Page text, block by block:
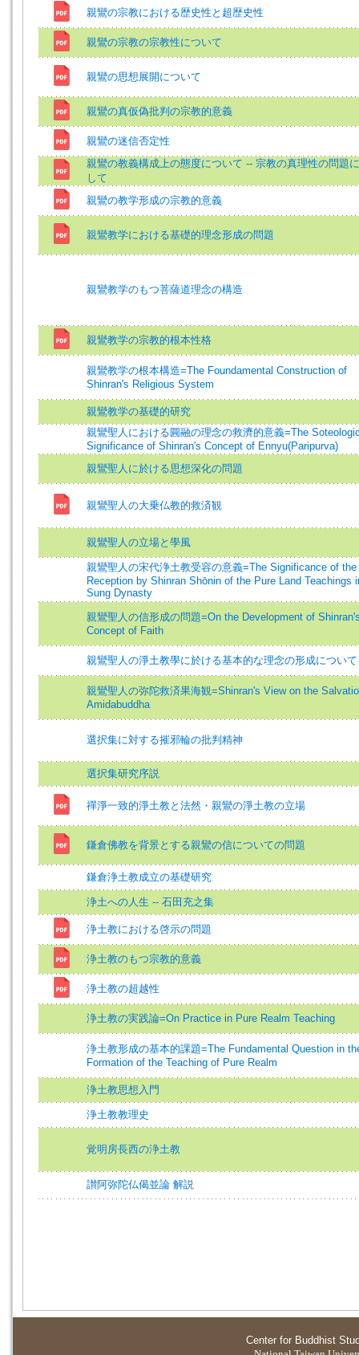
親鸞の宗教における歴史性と超歴史性
親鸞の宗教の宗教性について
親鸞の思想展開について
親鸞の真仮偽批判の宗教的意義
親鸞の迷信否定性
親鸞の教義構成上の態度について -- 宗教の真理性の問題
して
親鸞の教学形成の宗教的意義
親鸞教学における基礎的理念形成の問題
親鸞教学のもつ菩薩道理念の構造
親鸞教学の宗教的根本性格
親鸞教学の根本構造=The Foundamental Construction of
Shinran's Religious System
親鸞教学の基礎的研究
親鸞聖人における圓融の理念の救濟的意義=The
Significance of Shinran's Concept of Ennyu(Paripurva)
親鸞聖人に於ける思想深化の問題
親鸞聖人の大乗仏教的救済観
親鸞聖人の立場と學風
親鸞聖人の宋代浄土教受容の意義=The Significance of the
Reception by Shinran Shōnin of the Pure Land Teachings
Sung Dynasty
親鸞聖人の信形成の問題=On the Development of
Concept of Faith
親鸞聖人の淨土教學に於ける基本的な理念の形成について
親鸞聖人の弥陀救済果海観=Shinran's View on the
Amidabuddha
選択集に対する摧邪輪の批判精神
選択集研究序説
禪淨一致的淨土教と法然・親鸞の淨土教の立場
鎌倉佛教を背景とする親鸞の信についての問題
鎌倉浄土教成立の基礎研究
浄土への人生 -- 石田充之集
浄土教における啓示の問題
浄土教のもつ宗教的意義
浄土教の超越性
浄土教の実践論=On Practice in Pure Realm Teaching
浄土教形成の基本的課題=The Fundamental Question in
Formation of the Teaching of Pure Realm
浄土教思想入門
浄土教教理史
覚明房長西の浄土教
讃阿弥陀仏偈並論 解説
Center for Buddhist